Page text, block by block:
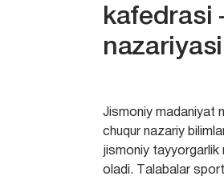
kafedrasi
Jismoniy madaniyat
chuqur nazariy
jismoniy
oladi. Talabalar